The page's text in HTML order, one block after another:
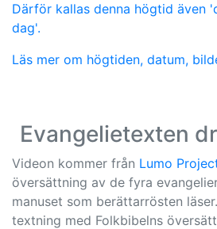
Därför kallas denna högtid även
dag'.
Läs mer om högtiden, datum,
Evangelietexten
Videon kommer från Lumo
översättning av de fyra
manuset som berättarrösten
textning med Folkbibelns